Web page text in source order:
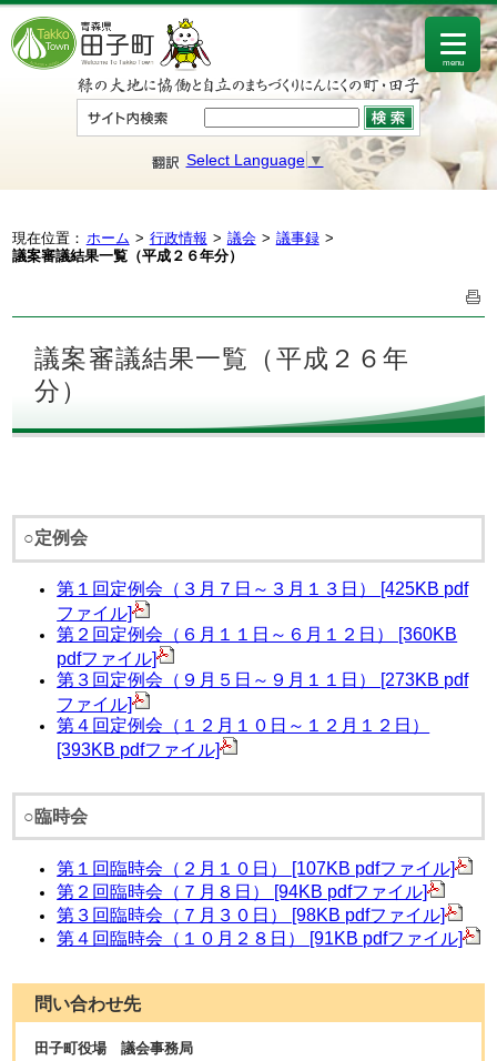
Select Language ▼
menu
現在位置： ホーム 行政情報 議会
議事録
議案審議結果一覧（平成２６年分）
議案審議結果一覧（平成２６年
分）
○定例会
第１回定例会（３月７日～３月１３日） [425KB pdf
ファイル]
第２回定例会（６月１１日～６月１２日） [360KB
pdfファイル]
第３回定例会（９月５日～９月１１日） [273KB pdf
ファイル]
第４ 回定例会（１２月１０日～１２月１２日）
[393KB pdfファイル]
○臨時会
第１回臨時会（２月１０日） [107KB pdfファイル]
第２回臨時会（７月８日） [94KB pdfファイル]
第３回臨時会（７月３０日） [98KB pdfファイル]
第４回臨時会（１０月２８日） [91KB pdfファイル]
問い合わせ先
田子町役場 議会事務局